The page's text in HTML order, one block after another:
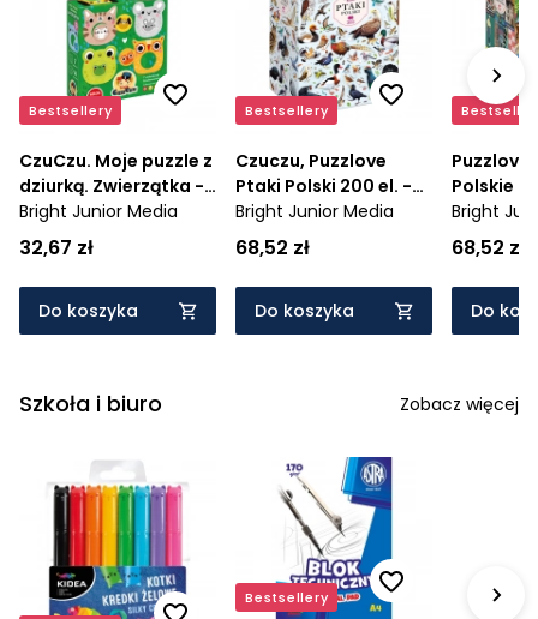
Bestsellery
CzuCzu. Moje puzzle z
dziurką. Zwierzątka -
Wiek: 12 mies.+
Bright Junior Media
32,67 zł
Do koszyka
Bestsellery
Czuczu, Puzzlove
Ptaki Polski 200 el. -
Wiek: 6+
Bright Junior Media
68,52 zł
Do koszyka
Puzzlove
Polskie
500 el.
Bright
68,52 zł
Do
Szkoła i biuro Zobacz więcej
Bestsellery